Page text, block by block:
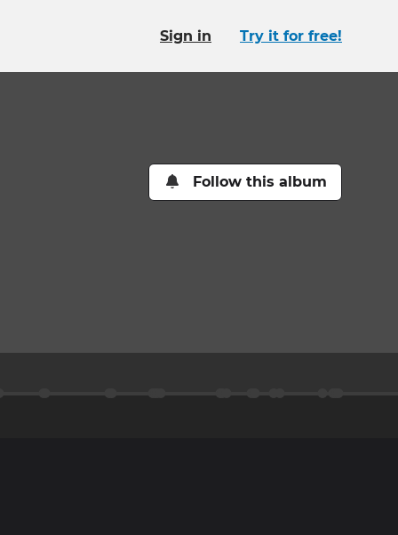
Sign in Try it for free!
Follow this album